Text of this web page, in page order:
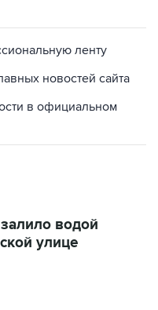
ленту
новостей сайта
в официальном
водой
улице